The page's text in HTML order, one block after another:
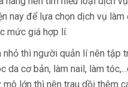
nay để lựa chọn dịch vụ làm
mức giá hợp lí.
nhỏ thì người quản lí nên tập
da cơ bản, làm nail, làm
lớn thì nên trau dồi thêm